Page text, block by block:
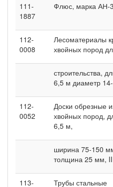
111-
1887
Флюс, марка АН-
112-
0008
Лесоматериалы
хвойных пород
строительства,
6,5 м диаметр
112-
0052
Доски обрезные
хвойных пород,
6,5 м,
ширина 75-150
толщина 25 мм, II
113-
Трубы стальные